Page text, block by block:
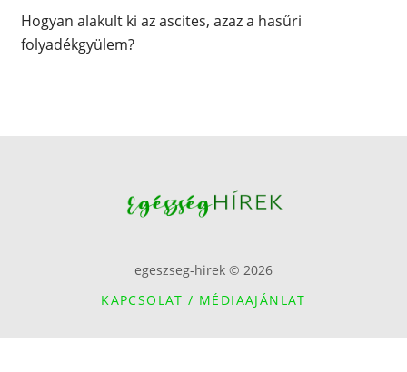
Hogyan alakult ki az ascites, azaz a hasűri
folyadékgyülem?
egeszseg-hirek © 2026
KAPCSOLAT / MÉDIAAJÁNLAT